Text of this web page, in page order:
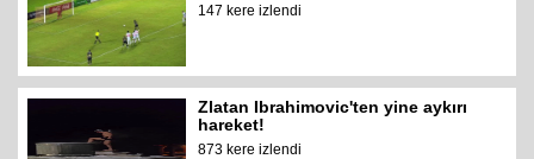
147 kere izlendi
Zlatan Ibrahimovic'ten yine aykırı
hareket!
873 kere izlendi